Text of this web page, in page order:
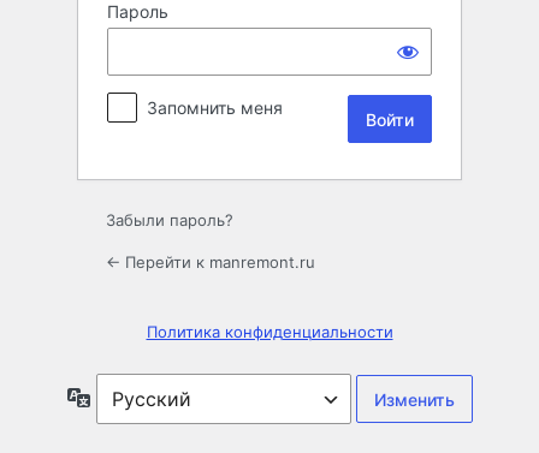
Пароль
Запомнить меня
Забыли пароль?
← Перейти к manremont.ru
Политика конфиденциальности
Язык